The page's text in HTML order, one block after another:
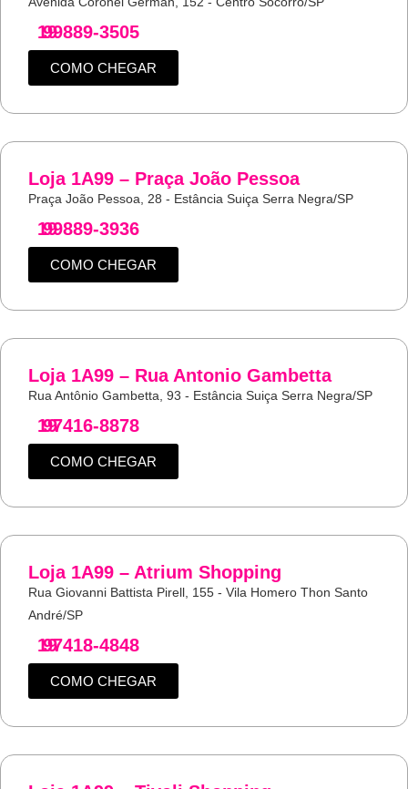
19
99889-3505
COMO CHEGAR
Loja 1A99 – Praça João Pessoa
Praça João Pessoa, 28 - Estância Suiça Serra Negra/SP
19
99889-3936
COMO CHEGAR
Loja 1A99 – Rua Antonio Gambetta
Rua Antônio Gambetta, 93 - Estância Suiça Serra Negra/SP
19
97416-8878
COMO CHEGAR
Loja 1A99 – Atrium Shopping
Rua Giovanni Battista Pirell, 155 - Vila Homero Thon Santo
André/SP
19
97418-4848
COMO CHEGAR